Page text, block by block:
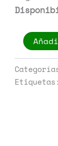
The
Damned
-
Machine
Gun
Etiquette